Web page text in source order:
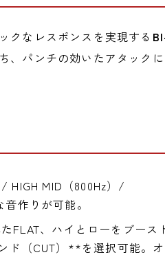
クなレスポンスを実現する
、パンチの効いたアタック
HIGH MID（800Hz）/
作りが可能。
FLAT、ハイとローをブース
ド（CUT）**を選択可能。オ